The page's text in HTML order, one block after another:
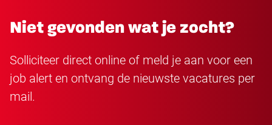
Niet gevonden wat je zocht?
Solliciteer direct online of meld je aan voor een
job alert en ontvang de nieuwste vacatures per
mail.